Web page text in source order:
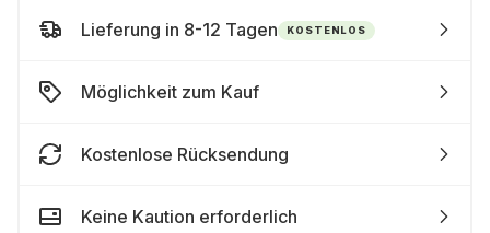
Lieferung in 8-12 Tagen KOSTENLOS
Möglichkeit zum Kauf
Kostenlose Rücksendung
Keine Kaution erforderlich